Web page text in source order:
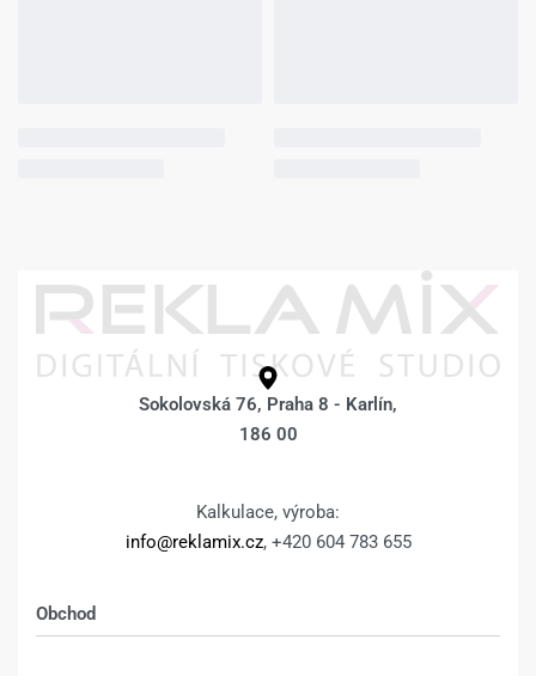
Sokolovská 76, Praha 8 - Karlín,
186 00
Kalkulace, výroba:
info@reklamix.cz, +420 604 783 655
Obchod